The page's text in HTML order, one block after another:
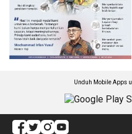
Unduh Mobile Apps